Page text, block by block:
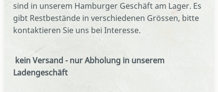
sind in unserem Hamburger Geschäft am Lager. Es
gibt Restbestände in verschiedenen Grössen, bitte
kontaktieren Sie uns bei Interesse.
kein Versand - nur Abholung in unserem
Ladengeschäft